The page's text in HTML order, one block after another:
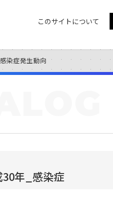
このサイトについて
染症発生動向
年_感染症